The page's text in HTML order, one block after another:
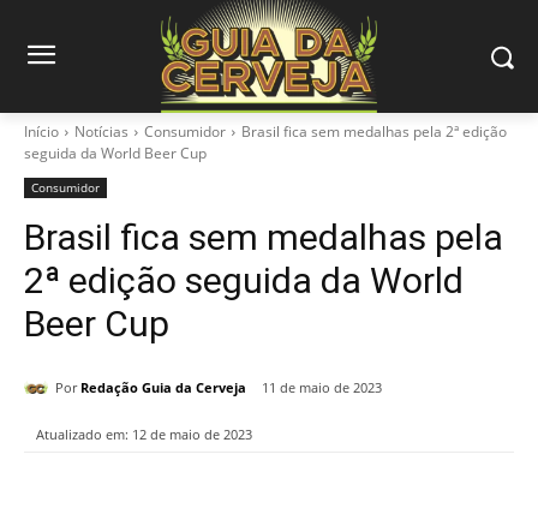
Início Notícias Consumidor
Brasil fica sem medalhas pela 2ª edição
seguida da World Beer Cup
Consumidor
Brasil fica sem medalhas pela
2ª edição seguida da World
Beer Cup
Por Redação Guia da Cerveja 11 de maio de 2023
Atualizado em: 12 de maio de 2023